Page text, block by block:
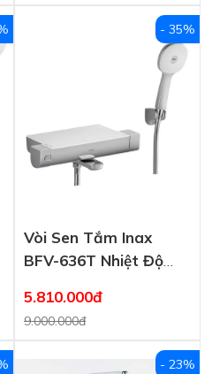
Vòi Sen Tắm Inax
BFV-636T Nhiệt Độ
5.810.000đ
9.000.000đ
- 35%
- 23%